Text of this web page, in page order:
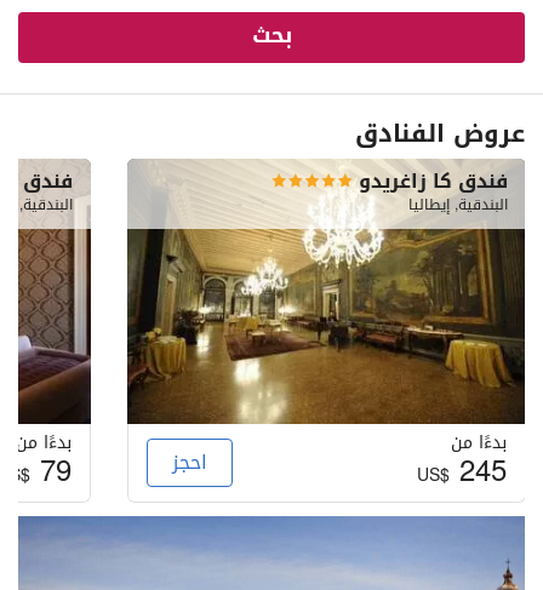
بحث
عروض الفنادق
فندق كا زاغريدو
البندقية, إيطاليا
بدءًا من
US$245 احجز
فندق
البندقية,
بدءًا من
79